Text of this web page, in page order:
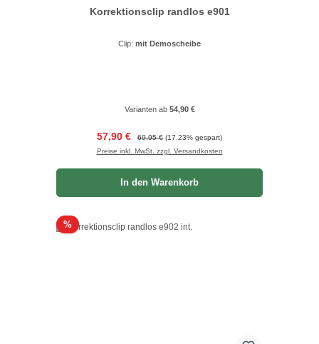
Korrektionsclip randlos e901
Clip: mit Demoscheibe
Varianten ab54,90 €
Verkaufspreis:
57,90 € Regulärer Preis:
69,95 € (17.23% gespart)
Preise inkl. MwSt. zzgl. Versandkosten
In den Warenkorb
%Rabatt